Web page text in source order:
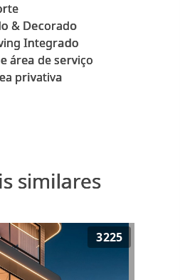
& Decorado
Integrado
área de serviço
privativa
similares
3225